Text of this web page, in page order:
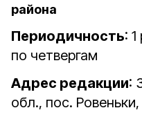
района
Периодичность:
по четвергам
Адрес редакции:
обл., пос. Ровеньки,